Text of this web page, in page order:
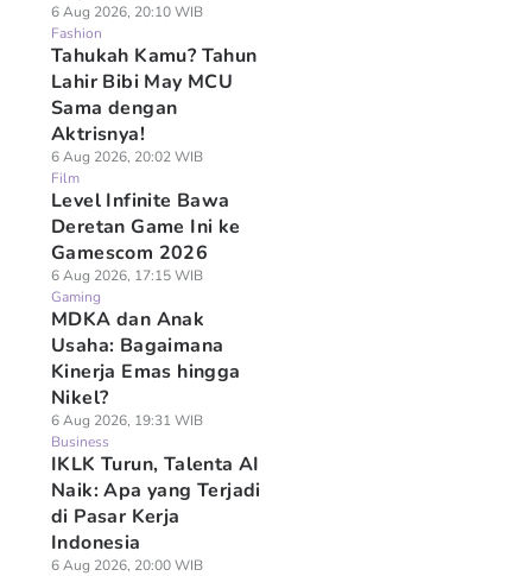
6 Aug 2026, 20:10 WIB
Fashion
Tahukah Kamu? Tahun
Lahir Bibi May MCU
Sama dengan
Aktrisnya!
6 Aug 2026, 20:02 WIB
Film
Level Infinite Bawa
Deretan Game Ini ke
Gamescom 2026
6 Aug 2026, 17:15 WIB
Gaming
MDKA dan Anak
Usaha: Bagaimana
Kinerja Emas hingga
Nikel?
6 Aug 2026, 19:31 WIB
Business
IKLK Turun, Talenta AI
Naik: Apa yang Terjadi
di Pasar Kerja
Indonesia
6 Aug 2026, 20:00 WIB